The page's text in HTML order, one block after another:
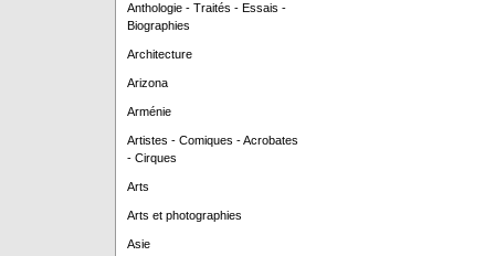
Anthologie - Traités - Essais -
Biographies
Architecture
Arizona
Arménie
Artistes - Comiques - Acrobates
- Cirques
Arts
Arts et photographies
Asie